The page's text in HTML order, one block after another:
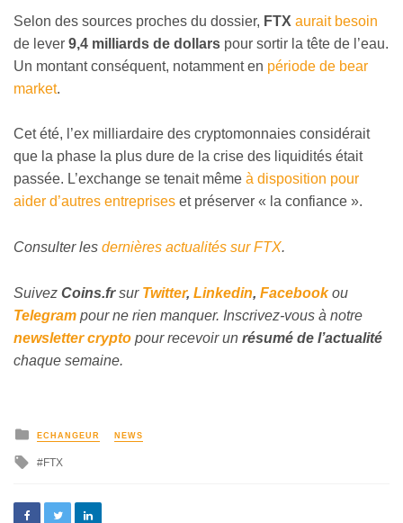
Selon des sources proches du dossier, FTX aurait besoin
de lever 9,4 milliards de dollars pour sortir la tête de l’eau.
Un montant conséquent, notamment en période de bear
market.
Cet été, l’ex milliardaire des cryptomonnaies considérait
que la phase la plus dure de la crise des liquidités était
passée. L’exchange se tenait même à disposition pour
aider d’autres entreprises et préserver « la confiance ».
Consulter les dernières actualités sur FTX.
Suivez Coins.frsur Twitter, Linkedin, Facebookou
Telegram pour ne rien manquer. Inscrivez-vous à notre
newsletter crypto pour recevoir un résumé de l’actualité
chaque semaine.
ECHANGEUR NEWS
FTX